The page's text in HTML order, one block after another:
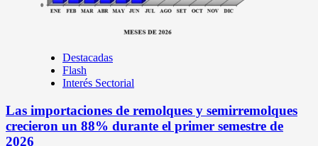
Destacadas
Flash
Interés Sectorial
Las importaciones de remolques y semirremolques
crecieron un 88% durante el primer semestre de
2026